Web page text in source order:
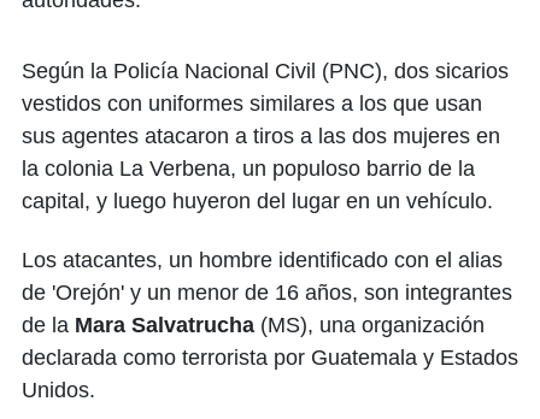
Según la Policía Nacional Civil (PNC), dos sicarios
vestidos con uniformes similares a los que usan
sus agentes atacaron a tiros a las dos mujeres en
la colonia La Verbena, un populoso barrio de la
capital, y luego huyeron del lugar en un vehículo.
Los atacantes, un hombre identificado con el alias
de 'Orejón' y un menor de 16 años, son integrantes
de la Mara Salvatrucha (MS), una organización
declarada como terrorista por Guatemala y Estados
Unidos.